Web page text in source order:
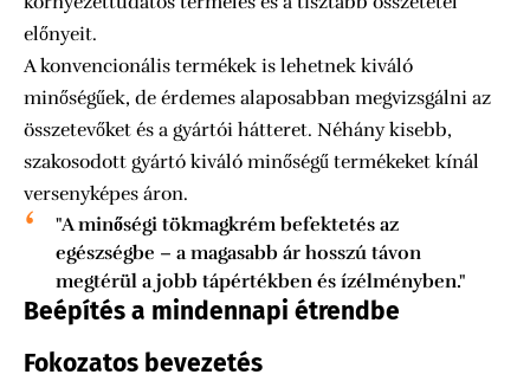
előnyeit.
A konvencionális termékek is lehetnek kiváló
minőségűek, de érdemes alaposabban megvizsgálni az
összetevőket és a gyártói hátteret. Néhány kisebb,
szakosodott gyártó kiváló minőségű termékeket kínál
versenyképes áron.
"A minőségi tökmagkrém befektetés az
egészségbe – a magasabb ár hosszú távon
megtérül a jobb tápértékben és ízélményben."
Beépítés a mindennapi étrendbe
Fokozatos bevezetés